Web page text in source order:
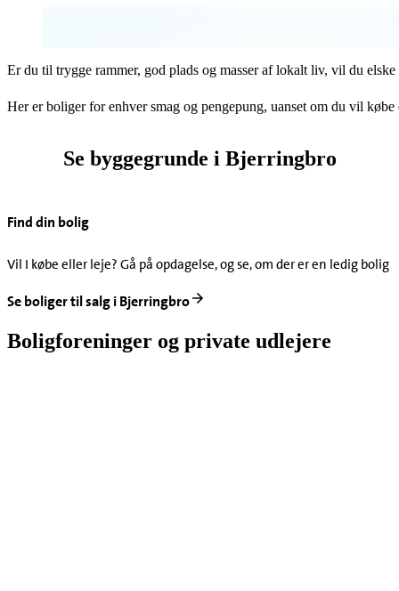
Er du til trygge rammer, god plads og masser af lokalt liv, vil du
Her er boliger for enhver smag og pengepung, uanset om du vil
Se byggegrunde i Bjerringbro
Find din bolig
Vil I købe eller leje? Gå på opdagelse, og se, om der er en ledig
Se boliger til salg i Bjerringbro
Boligforeninger og private udlejere